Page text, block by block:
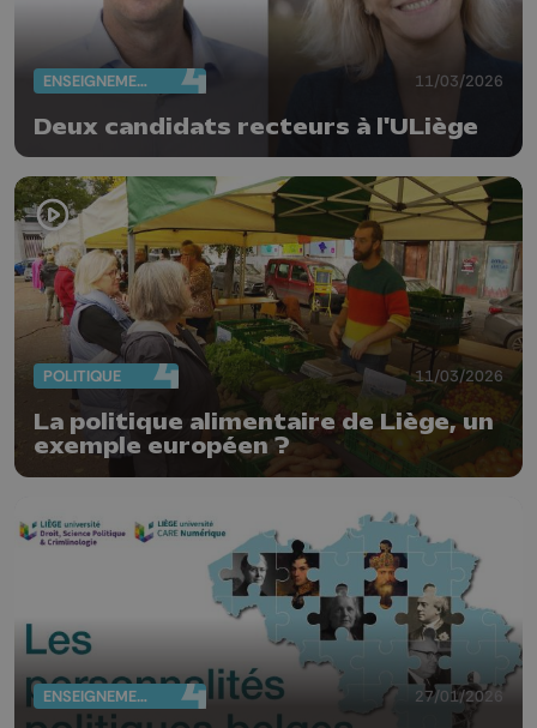
ENSEIGNEMENT 11/03/2026
Deux candidats recteurs à l'ULiège
POLITIQUE 11/03/2026
La politique alimentaire de Liège, un
exemple européen ?
ENSEIGNEMENT 27/01/2026